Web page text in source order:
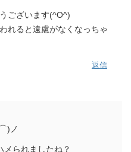
ございます(^O^)
れると遠慮がなくなっちゃ
返信
ノ
メられましたね？